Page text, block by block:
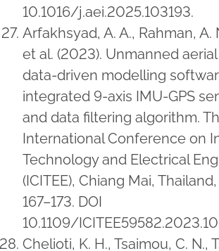
10.1016/j.aei.2025.103193.
Arfakhsyad, A. A., Rahman, A.
et al. (2023). Unmanned
data-driven modelling
integrated 9-axis IMU-GPS
and data filtering algorithm.
International Conference on
Technology and Electrical
(ICITEE), Chiang Mai,
167–173. DOI
10.1109/
Chelioti, K. H., Tsaimou, C. N.,